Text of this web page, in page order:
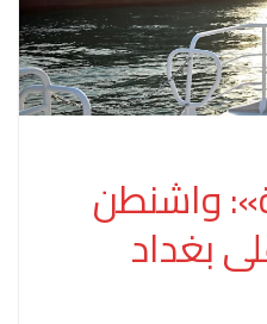
واشنطن
بغداد